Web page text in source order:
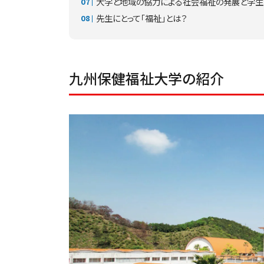
先生にとって「福祉」とは？
九州保健福祉大学の紹介